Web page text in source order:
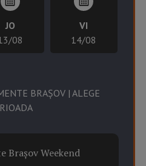
JO
08
VI
14/08
BRAȘOV | ALEGE
Brașov Weekend